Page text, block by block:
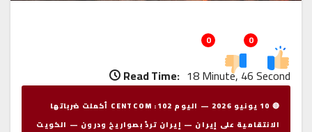
Read Time: 18 Minute, 46 Second
🔴 10 يونيو 2026 — اليوم 102: CENTCOM أكملت ضرباتها
الانتقامية على إيران — إيران تردّ بصواريخ ودرون — الكويت